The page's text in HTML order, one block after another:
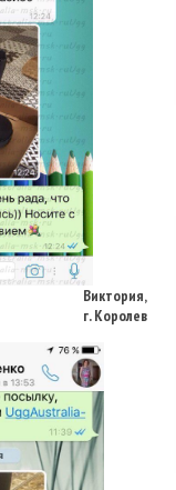
Виктория,
г. Королев